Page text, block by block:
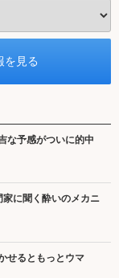
な予感がついに的中
に聞く酔いのメカニ
せるともっとウマ